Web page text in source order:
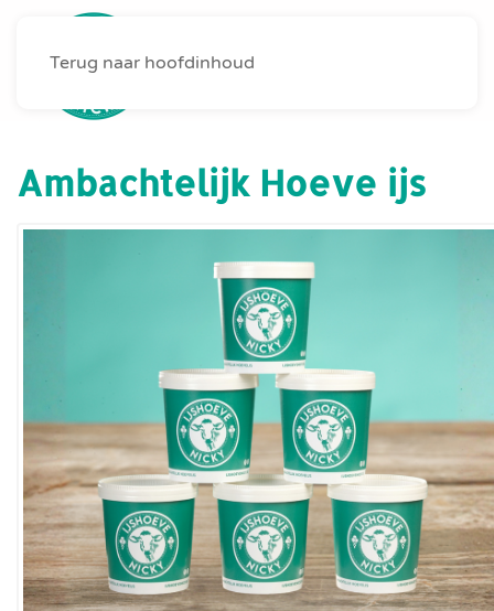
Terug naar hoofdinhoud
Ambachtelijk Hoeve ijs